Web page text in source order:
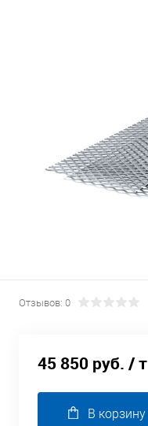
Отзывов: 0
45 850 руб. / т
В корзину